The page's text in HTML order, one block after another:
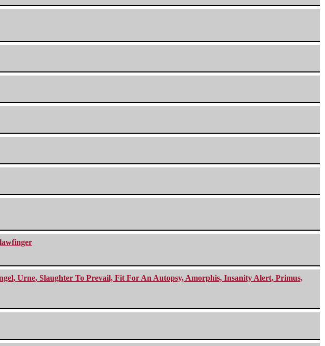
Urne, Slaughter To Prevail, Fit For An Autopsy, Amorphis, Insanity Alert, Primus,